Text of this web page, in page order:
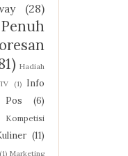
(28)
Hadiah
(1)
Info
(6)
Kompetisi
(11)
(1) Marketing